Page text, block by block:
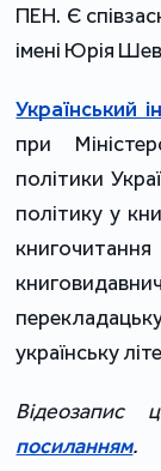
ПЕН. Є
імені Юрія
Український
при
політики
політику у
українську
Відеозапис
посиланням.